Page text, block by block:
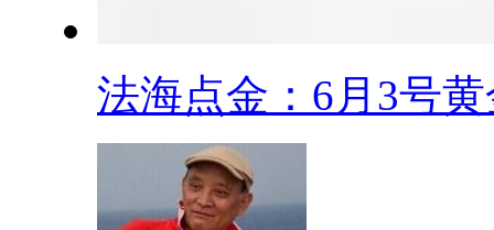
法海点金：6月3号黄